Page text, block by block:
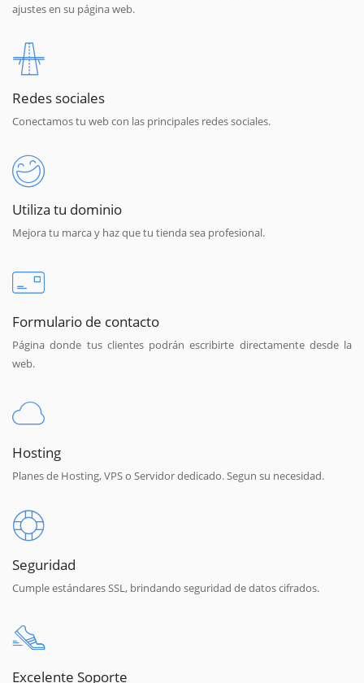
ajustes en su página web.
Redes sociales
Conectamos tu web con las principales redes sociales.
Utiliza tu dominio
Mejora tu marca y haz que tu tienda sea profesional.
Formulario de contacto
Página donde tus clientes podrán escribirte directamente desde la
web.
Hosting
Planes de Hosting, VPS o Servidor dedicado. Segun su necesidad.
Seguridad
Cumple estándares SSL, brindando seguridad de datos cifrados.
Excelente Soporte